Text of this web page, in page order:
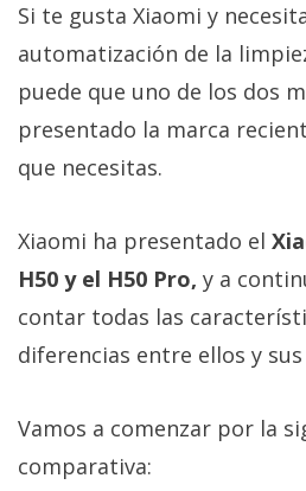
Profesional
+
Más
temas
Sorteos
Foros
Contacto
Sobre
/
Si te gusta Xiaomi y
automatización de la
puede que uno de los dos
presentado la marca
que necesitas.
Xiaomi ha presentado el
H50 y el H50 Pro, y a
contar todas las
diferencias entre ellos y
Vamos a comenzar por la
comparativa: